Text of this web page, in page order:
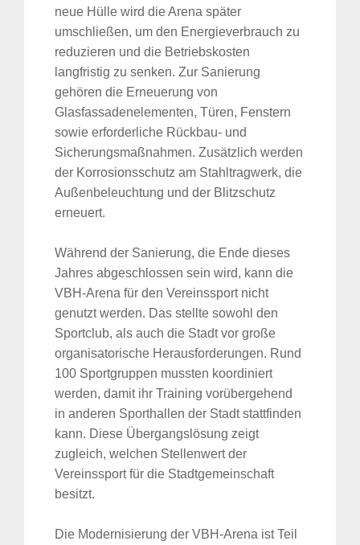
neue Hülle wird die Arena später
umschließen, um den Energieverbrauch zu
reduzieren und die Betriebskosten
langfristig zu senken. Zur Sanierung
gehören die Erneuerung von
Glasfassadenelementen, Türen, Fenstern
sowie erforderliche Rückbau- und
Sicherungsmaßnahmen. Zusätzlich werden
der Korrosionsschutz am Stahltragwerk, die
Außenbeleuchtung und der Blitzschutz
erneuert.
Während der Sanierung, die Ende dieses
Jahres abgeschlossen sein wird, kann die
VBH-Arena für den Vereinssport nicht
genutzt werden. Das stellte sowohl den
Sportclub, als auch die Stadt vor große
organisatorische Herausforderungen. Rund
100 Sportgruppen mussten koordiniert
werden, damit ihr Training vorübergehend
in anderen Sporthallen der Stadt stattfinden
kann. Diese Übergangslösung zeigt
zugleich, welchen Stellenwert der
Vereinssport für die Stadtgemeinschaft
besitzt.
Die Modernisierung der VBH-Arena ist Teil